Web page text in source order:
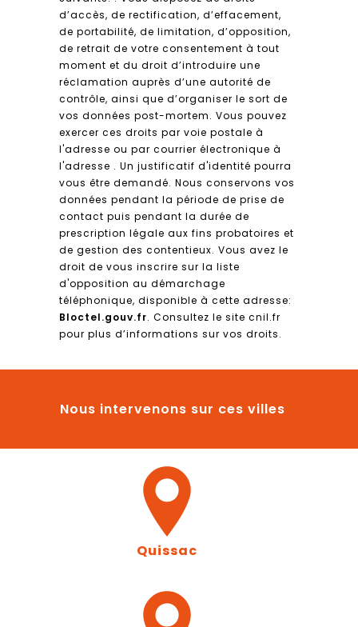
d’accès, de rectification, d’effacement,
de portabilité, de limitation, d’opposition,
de retrait de votre consentement à tout
moment et du droit d’introduire une
réclamation auprès d’une autorité de
contrôle, ainsi que d’organiser le sort de
vos données post-mortem. Vous pouvez
exercer ces droits par voie postale à
l'adresse ou par courrier électronique à
l'adresse . Un justificatif d'identité pourra
vous être demandé. Nous conservons vos
données pendant la période de prise de
contact puis pendant la durée de
prescription légale aux fins probatoires et
de gestion des contentieux. Vous avez le
droit de vous inscrire sur la liste
d'opposition au démarchage
téléphonique, disponible à cette adresse:
Bloctel.gouv.fr. Consultez le site cnil.fr
pour plus d’informations sur vos droits.
Nous intervenons sur ces villes
Quissac